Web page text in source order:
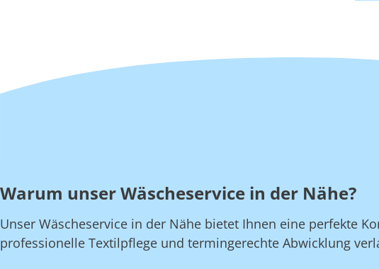
Warum unser Wäscheservice in der Nähe?
Unser Wäscheservice in der Nähe bietet Ihnen eine perfekte
professionelle Textilpflege und termingerechte Abwicklung